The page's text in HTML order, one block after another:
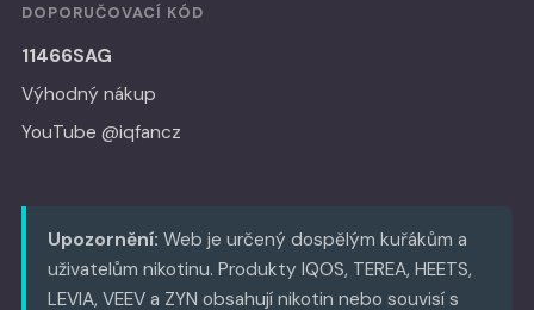
DOPORUČOVACÍ KÓD
11466SAG
Výhodný nákup
YouTube @iqfancz
Upozornění: Web je určený dospělým kuřákům a
uživatelům nikotinu. Produkty IQOS, TEREA, HEETS,
LEVIA, VEEV a ZYN obsahují nikotin nebo souvisí s